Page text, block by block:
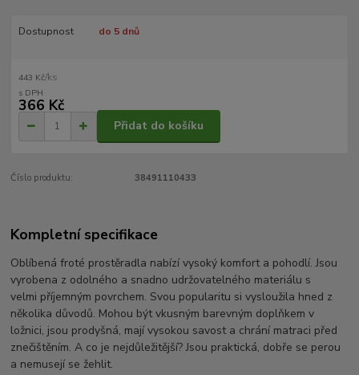
Dostupnost do 5 dnů
443 Kč/ks
366 Kč
Přidat do košíku
Číslo produktu: 38491110433
Kompletní specifikace
Oblíbená froté prostěradla nabízí vysoký komfort a pohodlí. Jsou
vyrobena z odolného a snadno udržovatelného materiálu s
velmi příjemným povrchem. Svou popularitu si vysloužila hned z
několika důvodů. Mohou být vkusným barevným doplňkem v
ložnici, jsou prodyšná, mají vysokou savost a chrání matraci před
znečištěním. A co je nejdůležitější? Jsou praktická, dobře se perou
a nemusejí se žehlit.